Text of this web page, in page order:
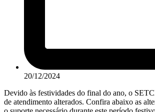
20/12/2024
Devido às festividades do final do ano, o
de atendimento alterados. Confira abaixo as